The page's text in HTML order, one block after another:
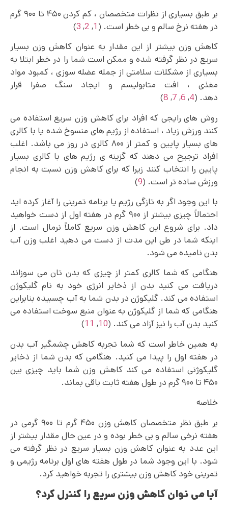
بر طبق بسیاری از نظرات متخصصان ، کم کردن ۴۵۰ تا ۹۰۰ گرم
در هفته نرخ سالم و بی خطر است. ( 1
,
2
,
3
)
کاهش وزن بیشتر از این مقدار به عنوان کاهش وزن بسیار
سریع در نظر گرفته شده و ممکن است شما را در خطر ابتلا به
بسیاری از مشکلات سلامتی از جمله عضله سوزی ، کمبود مواد
مغذی ، افت متابولیسم و ایجاد سنگ صفرا قرار
دهد. (4
,
6
,
7
,
8
)
روش های رایجی که افراد برای کاهش وزن سریع استفاده می‌
کنند ورزش زیاد ، استفاده از رژیم ‌های منسوخ شده یا با کالری‌
های بسیار پایین و کمتر از ۸۰۰ کالری در روز می باشد. اغلب
افراد ترجیح می دهند که گزینه ی رژیم های با کالری بسیار
پایین را انتخاب کنند زیرا که برای کاهش وزن نسبت به انجام
ورزش ساده تر است. (9
)
با این وجود اگر به تازگی رژیم یا برنامه تمرینی را آغاز کرده اید
احتمالاً چیزی بیشتر از ۹۰۰ گرم در هفته اول از دست خواهید
داد. برای شروع این کاهش وزن سریع کاملاً نرمال است. از
اینکه شما در طی این مدت از دست می‌ دهید اغلب وزن آب
بدن نامیده می شود.
هنگامی که شما کالری کمتر از چیزی که بدن تان می سوزاند
دریافت می کنید بدن از ذخایر انرژی خود به نام گلیکوژن
استفاده می کند. گلیکوژن در بدن شما به آب چسبیده بنابراین
هنگامی که شما از گلیکوژن به عنوان منبع سوخت استفاده می
کنید بدن آب را نیز آزاد می‌ کند. (10
,
11
)
به همین خاطر است که شما تجربه کاهش چشمگیر آب بدن
در هفته اول را پیدا می‌ کنید. هنگامی که بدن شما از ذخایر
گلیکوژنی استفاده می کند کاهش وزن شما باید چیزی بین
۴۵۰ تا ۹۰۰ گرم در طول هفته ثابت باقی بماند.
خلاصه
بر طبق نظر متخصصان کاهش وزن ۴۵۰ گرم تا ۹۰۰ گرمی در
هفته نرخی سالم و بی خطر بوده و در عین حال مقدار بیشتر از
این عدد به عنوان کاهش وزن بسیار سریع در نظر گرفته می
شود. با این وجود شما در طول هفته های اول برنامه رژیمی و
تمرینی خود کاهش وزن بیشتری را تجربه خواهید کرد.
آیا می توان کاهش وزن سریع را کنترل کرد؟